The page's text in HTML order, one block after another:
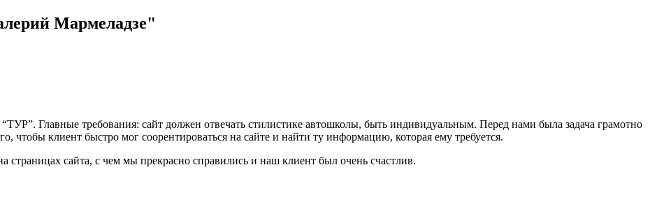
Мармеладзе"
Главные требования: сайт должен отвечать стилистике автошколы, быть индивидуальным. Перед нами была задача грамотно
чтобы клиент быстро мог соорентироваться на сайте и найти ту информацию, которая ему требуется.
страницах сайта, с чем мы прекрасно справились и наш клиент был очень счастлив.